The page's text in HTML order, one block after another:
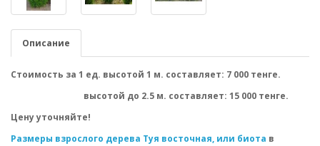
Описание
Стоимость за 1 ед. высотой 1 м. составляет: 7 000 тенге.
высотой до 2.5 м. составляет: 15 000 тенге.
Цену уточняйте!
Размеры взрослого дерева Туя восточная, или биота в